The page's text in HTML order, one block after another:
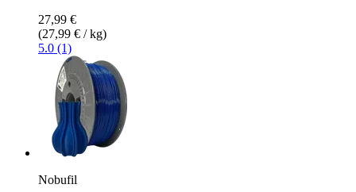
27,99 €
(27,99 € / kg)
5.0 (1)
Nobufil